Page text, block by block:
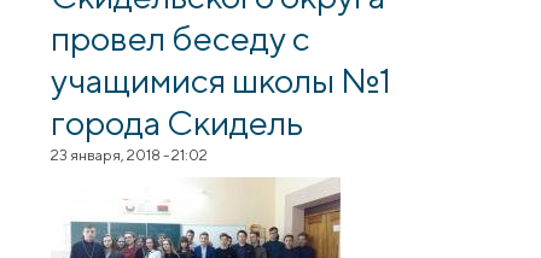
провел беседу с
учащимися школы №1
города Скидель
23 января, 2018 - 21:02